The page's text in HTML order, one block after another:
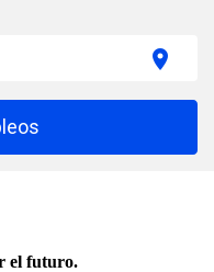
location_on
el futuro.